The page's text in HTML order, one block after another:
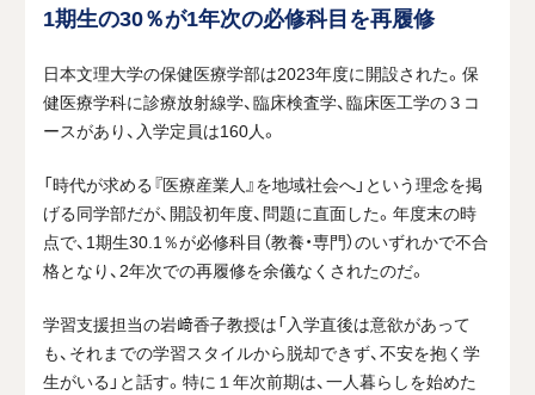
1期生の30％が1年次の必修科目を再履修
日本文理大学の保健医療学部は2023年度に開設された。保
健医療学科に診療放射線学、臨床検査学、臨床医工学の３コ
ースがあり、入学定員は160人。
「時代が求める『医療産業人』を地域社会へ」という理念を掲
げる同学部だが、開設初年度、問題に直面した。年度末の時
点で、1期生30.1％が必修科目（教養・専門）のいずれかで不合
格となり、2年次での再履修を余儀なくされたのだ。
学習支援担当の岩﨑香子教授は「入学直後は意欲があって
も、それまでの学習スタイルから脱却できず、不安を抱く学
生がいる」と話す。特に１年次前期は、一人暮らしを始めた